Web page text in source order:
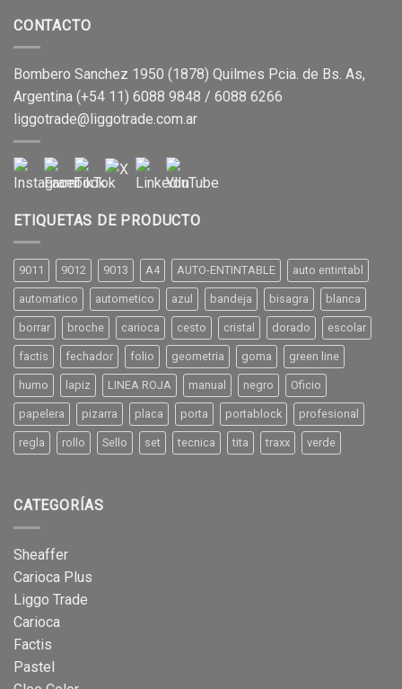
CONTACTO
Bombero Sanchez 1950 (1878) Quilmes Pcia. de Bs. As,
Argentina (+54 11) 6088 9848 / 6088 6266
liggotrade@liggotrade.com.ar
ETIQUETAS DE PRODUCTO
9011 9012 9013 A4 AUTO-ENTINTABLE auto entintabl
automatico autometico azul bandeja bisagra blanca
borrar broche carioca cesto cristal dorado escolar
factis fechador folio geometria goma green line
humo lapiz LINEA ROJA manual negro Oficio
papelera pizarra placa porta portablock profesional
regla rollo Sello set tecnica tita traxx verde
CATEGORÍAS
Sheaffer
Carioca Plus
Liggo Trade
Carioca
Factis
Pastel